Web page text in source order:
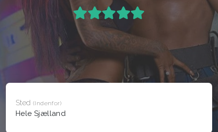
Sted (Indenfor)
Hele Sjælland